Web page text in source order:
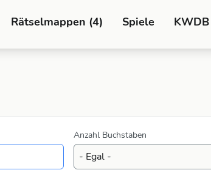
Rätselmappen (4) Spiele KWDB
Anzahl Buchstaben